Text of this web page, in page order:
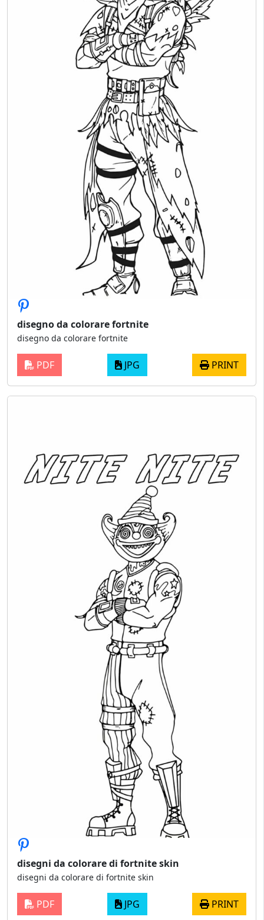
disegno da colorare fortnite
disegno da colorare fortnite
PDF JPG PRINT
disegni da colorare di fortnite skin
disegni da colorare di fortnite skin
PDF JPG PRINT